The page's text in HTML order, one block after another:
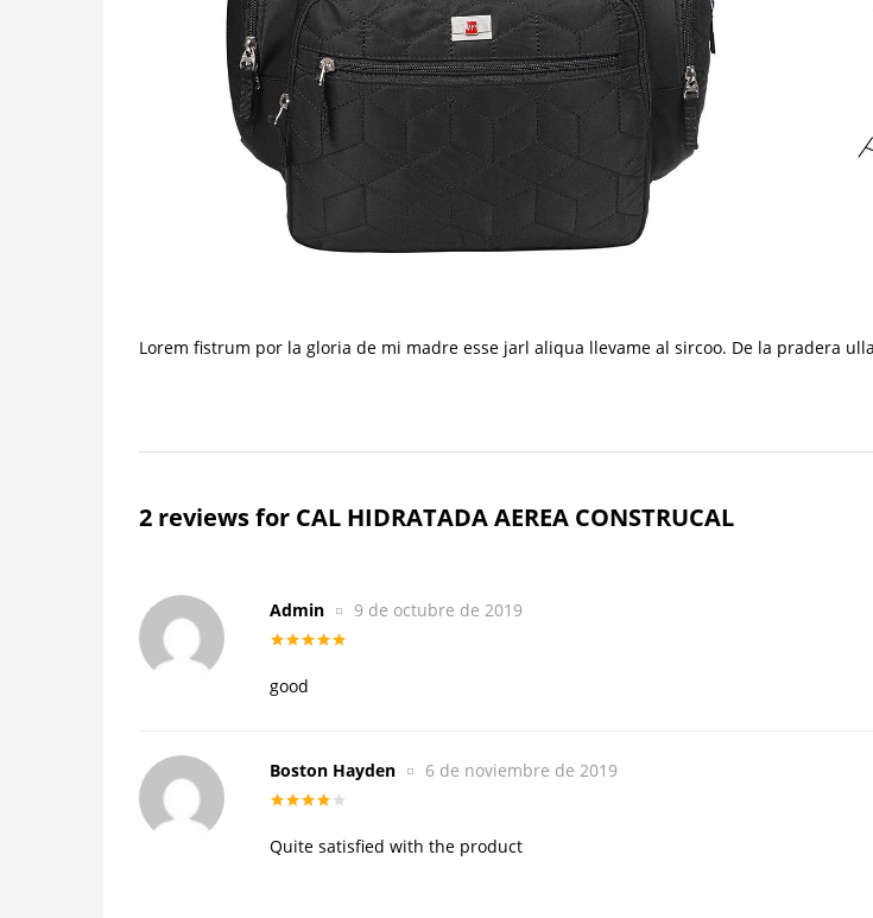
Lorem fistrum por la gloria de mi madre esse jarl aliqua llevame al sircoo. De la pradera
2 reviews for CAL HIDRATADA AEREA CONSTRUCAL
Admin 9 de octubre de 2019
good
out of 5
Boston Hayden 6 de noviembre de 2019
Quite satisfied with the product